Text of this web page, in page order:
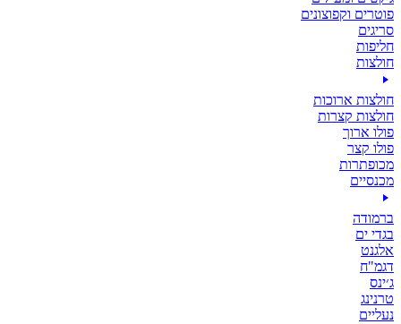
פוטרים וקפוצונים
סריגים
חליפות
חולצות
חולצות ארוכות
חולצות קצרות
פולו ארוך
פולו קצר
מכופתרות
מכנסיים
ברמודה
בגדי ים
אלגנט
דגמ"ח
ג׳ינס
טרנינג
נעליים